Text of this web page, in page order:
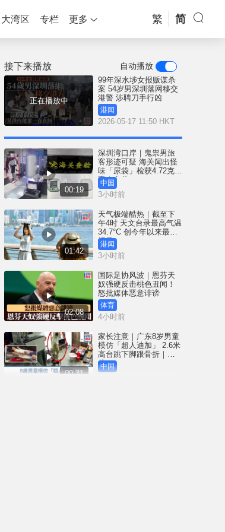
大湾区 专栏 更多 繁 简
接下来播放 自动播放
正在播放中
99年深水埗女报贩谋杀
案 54岁男深圳落网移交
港警 涉聘刀手行凶
港闻
2026-05-17 11:50 HKT
00:19
深圳湾口岸｜鬼祟男旅
客形迹可疑 海关闻出怪
味「尿袋」检获4.72克冰
毒｜有片
中国
3小时前
01:42
天气极端酷热｜截至下
午4时 天文台录最高气温
34.7°C 创今年以来最高
纪录
港闻
3小时前
02:08
国际足协风波｜恩芬天
奴强硬反击桃色丑闻！
怒批媒体恶意诽谤
体育
4小时前
00:31
家长注意｜广东8岁男童
模仿「超人迪加」 2.6米
高台跳下脚跟骨折｜有
片
中国